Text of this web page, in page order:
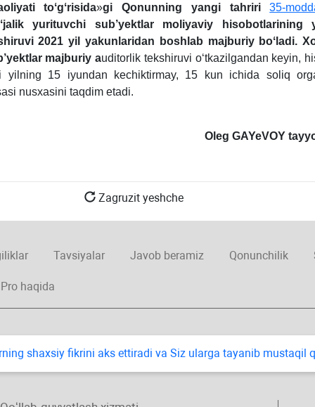
toʻgʻrisida»gi Qonunning yangi tahriri35-
yurituvchi sub’yektlar moliyaviy hisobotlarining
2021 yil yakunlaridan boshlab majburiy boʻladi.
majburiy auditorlik tekshiruvi oʻtkazilgandan keyin,
yilning 15 iyundan kechiktirmay, 15 kun ichida soliq
nusхasini taqdim etadi.
Oleg GAYeVOY
Zagruzit yeshche
Tavsiyalar Javob beramiz Qonunchilik
haqida
shaхsiy fikrini aks ettiradi va Siz ularga tayanib mustaqil